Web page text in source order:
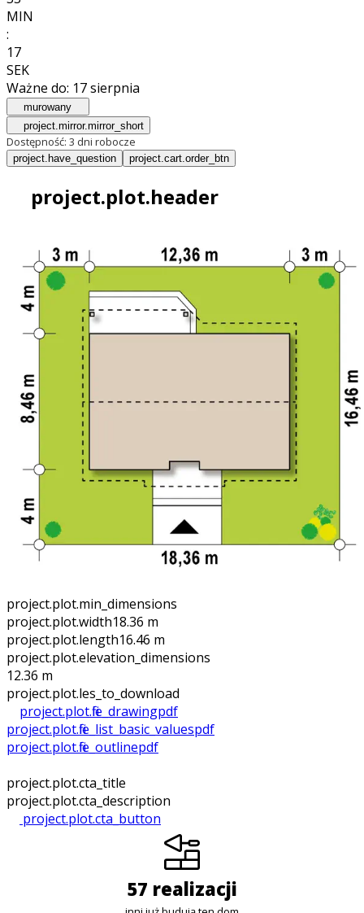
MIN
:
15
SEK
Ważne do: 17 sierpnia
murowany
project.mirror.mirror_short
Dostępność: 3 dni robocze
project.have_question project.cart.order_btn
project.plot.header
project.plot.min_dimensions
project.plot.width18.36 m
project.plot.length16.46 m
project.plot.elevation_dimensions
12.36 m
project.plot.files_to_download
project.plot.file_drawingpdf
project.plot.file_list_basic_valuespdf
project.plot.file_outlinepdf
project.plot.cta_title
project.plot.cta_description
project.plot.cta_button
57 realizacji